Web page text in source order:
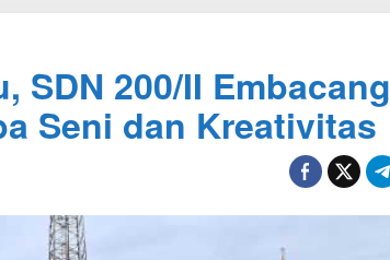
SDN 200/II Embacang
Seni dan Kreativitas